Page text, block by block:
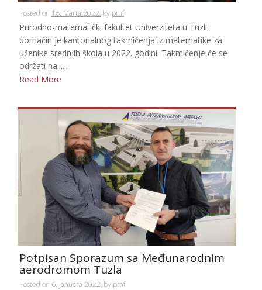
Posted on 16. Marta 2022. by pmf
Prirodno-matematički fakultet Univerziteta u Tuzli
domaćin je kantonalnog takmičenja iz matematike za
učenike srednjih škola u 2022. godini. Takmičenje će se
održati na......
Read More
Potpisan Sporazum sa Međunarodnim
aerodromom Tuzla
Posted on 6. Januara 2022. by pmf